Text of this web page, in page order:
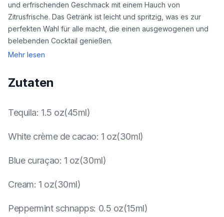
und erfrischenden Geschmack mit einem Hauch von
Zitrusfrische. Das Getränk ist leicht und spritzig, was es zur
perfekten Wahl für alle macht, die einen ausgewogenen und
belebenden Cocktail genießen.
Mehr lesen
Zutaten
Tequila: 1.5 oz(45ml)
White crème de cacao: 1 oz(30ml)
Blue curaçao: 1 oz(30ml)
Cream: 1 oz(30ml)
Peppermint schnapps: 0.5 oz(15ml)